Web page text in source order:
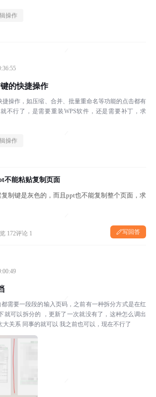
操作
的快捷操作
捷操作，如压缩、合并、批量重命名等功能的点击都有
不行了，是需要重装WPS软件，还是需要补丁，求
操作
不能粘贴复制页面
制键是灰色的，而且ppt也不能复制整个页面，求
172评论 1 写回答
需要一段段的输入页码，之前有一种拆分方式是在红
就可以拆分的 ，更新了一次就没有了，这种怎么调出
大关系 同事的就可以 我之前也可以，现在不行了